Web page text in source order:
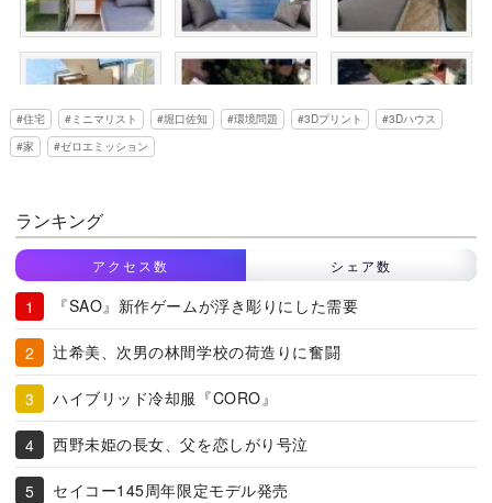
住宅 ミニマリスト 堀口佐知 環境問題 3Dプリント
3Dハウス
家
ゼロエミッション
ランキング
アクセス数 シェア数
『SAO』新作ゲームが浮き彫りにした需要
辻希美、次男の林間学校の荷造りに奮闘
ハイブリッド冷却服『CORO』
西野未姫の長女、父を恋しがり号泣
セイコー145周年限定モデル発売